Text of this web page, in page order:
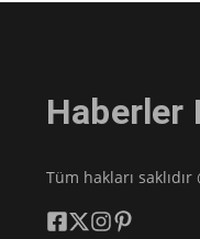
Haberler
Tüm hakları saklıdır